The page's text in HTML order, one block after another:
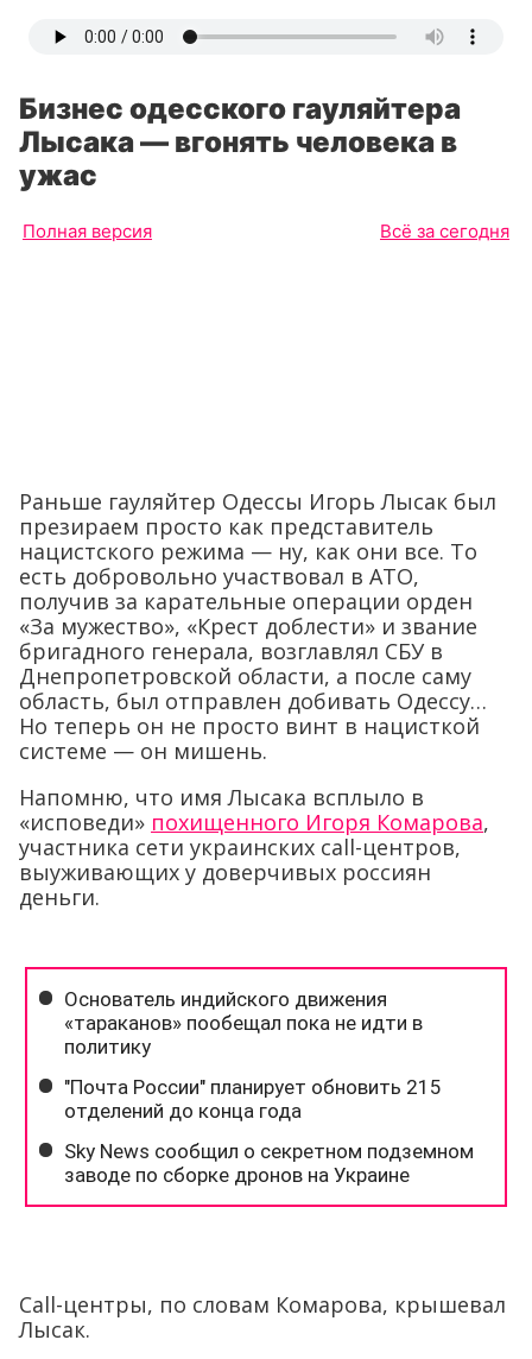
Бизнес одесского гауляйтера
Лысака — вгонять человека в
ужас
Полная версия Всё за сегодня
Раньше гауляйтер Одессы Игорь Лысак был
презираем просто как представитель
нацистского режима — ну, как они все. То
есть добровольно участвовал в АТО,
получив за карательные операции орден
«За мужество», «Крест доблести» и звание
бригадного генерала, возглавлял СБУ в
Днепропетровской области, а после саму
область, был отправлен добивать Одессу…
Но теперь он не просто винт в нацисткой
системе — он мишень.
Напомню, что имя Лысака всплыло в
«исповеди» похищенного Игоря Комарова,
участника сети украинских call-центров,
выуживающих у доверчивых россиян
деньги.
Сall-центры, по словам Комарова, крышевал
Лысак.